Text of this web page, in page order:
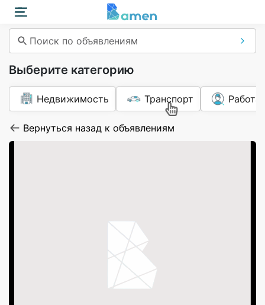
Поиск по объявлениям
Выберите категорию
Недвижимость Транспорт Работа
Вернуться назад к объявлениям